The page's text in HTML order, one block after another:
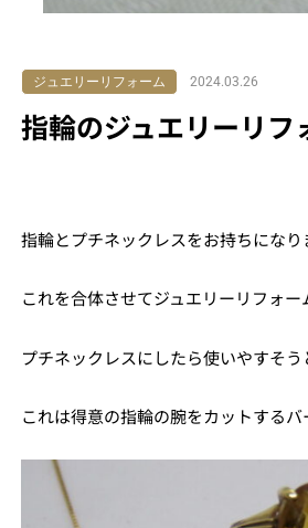
ジュエリーリフォーム 2024.03.26
指輪のジュエリーリフ
指輪とプチネックレスをお持ちになり
これを合体させてジュエリーリフォ
プチネックレスにしたら使いやすそ
これは得意の指輪の腕をカットするバ